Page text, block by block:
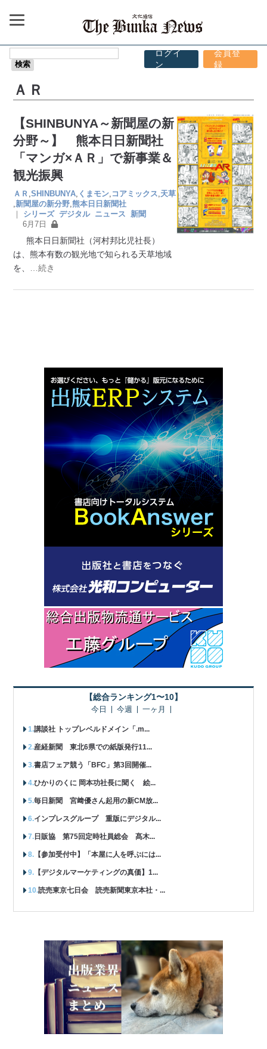
ログイ
ン
会員登
録
ＡＲ
【SHINBUNYA～新聞屋の新
分野～】 熊本日日新聞社
「マンガ×ＡＲ」で新事業＆
観光振興
ＡＲ ,SHINBUNYA くまモン コアミックス 天草
新聞屋の新分野 ,熊本日日新聞社
｜
シリーズ デジタル ニュース
新聞
6月7日
熊本日日新聞社（河村邦比児社長）
は、熊本有数の観光地で知られる天草地域
を、
…続き
【総合ランキング1〜10】
今日 今週 一ヶ月
講談社 トップレベルドメイン「.m...
産経新聞 東北6県での紙版発行11...
書店フェア競う「BFC」第3回開催...
ひかりのくに 岡本功社長に聞く 絵...
毎日新聞 宮﨑優さん起用の新CM放...
インプレスグループ 重版にデジタル...
日販協 第75回定時社員総会 髙木...
【参加受付中】「本屋に人を呼ぶには...
【デジタルマーケティングの真価】1...
読売東京七日会 読売新聞東京本社・...